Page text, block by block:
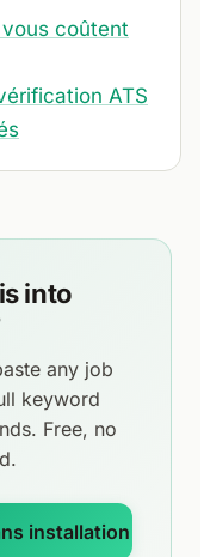
vous coûtent
ATS
into
any job
keyword
Free, no
installation